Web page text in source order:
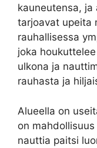
kauneutensa, ja
tarjoavat upeita
rauhallisessa
joka
ulkona ja
rauhasta ja
Alueella on
on mahdollisuus
nauttia paitsi